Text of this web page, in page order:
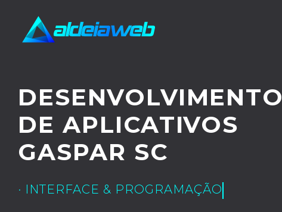
DESENVOLVIMENTO
DE APLICATIVOS
GASPAR SC
· UX/UI DESIGN